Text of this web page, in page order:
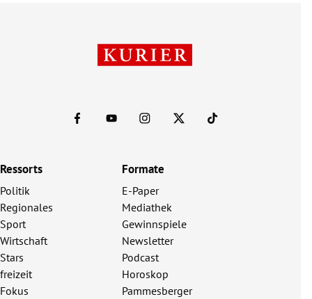
Ressorts
Politik
Regionales
Sport
Wirtschaft
Stars
freizeit
Fokus
Formate
E-Paper
Mediathek
Gewinnspiele
Newsletter
Podcast
Horoskop
Pammesberger